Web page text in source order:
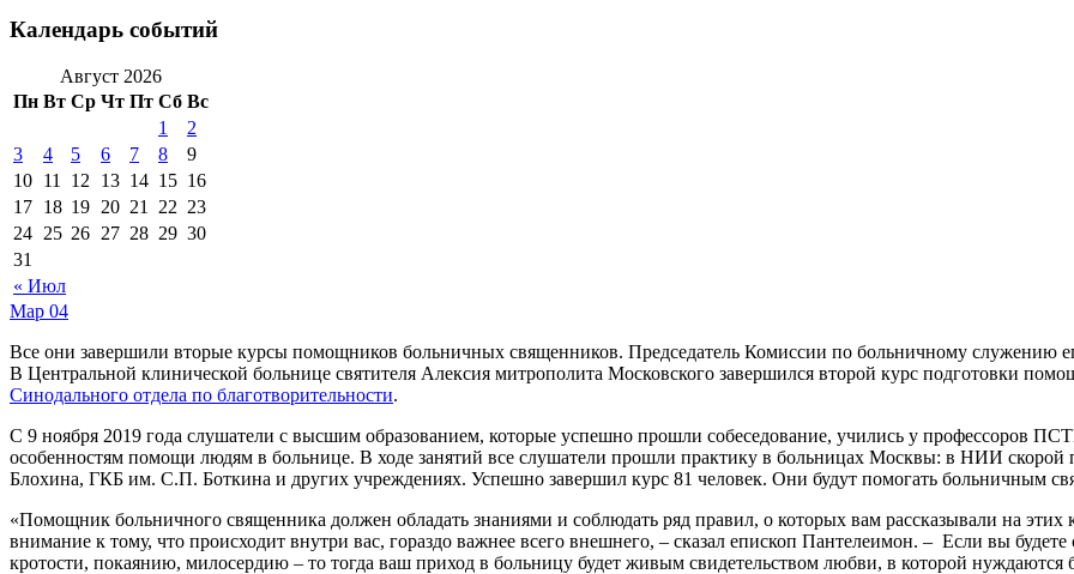
Календарь событий
Август 2026
Пн Вт Ср Чт Пт Сб Вс
« Июл
1
2
3
4 5 6 7 8
9
10 11 12 13 14 15 16
17 18 19 20 21 22 23
24 25 26 27 28 29 30
31
Мар 04
Все они завершили вторые курсы помощников больничных священников. Председатель Комиссии по больничному служению
В Центральной клинической больнице святителя Алексия митрополита Московского завершился второй курс подготовки
Синодального отдела по благотворительности.
С 9 ноября 2019 года слушатели с высшим образованием, которые успешно прошли собеседование, учились у профессоров
особенностям помощи людям в больнице. В ходе занятий все слушатели прошли практику в больницах Москвы: в НИИ
Блохина, ГКБ им. С.П. Боткина и других учреждениях. Успешно завершил курс 81 человек. Они будут помогать больничным
«Помощник больничного священника должен обладать знаниями и соблюдать ряд правил, о которых вам рассказывали на
внимание к тому, что происходит внутри вас, гораздо важнее всего внешнего, – сказал епископ Пантелеимон. – Если вы
кротости, покаянию, милосердию – то тогда ваш приход в больницу будет живым свидетельством любви, в которой нуждаются